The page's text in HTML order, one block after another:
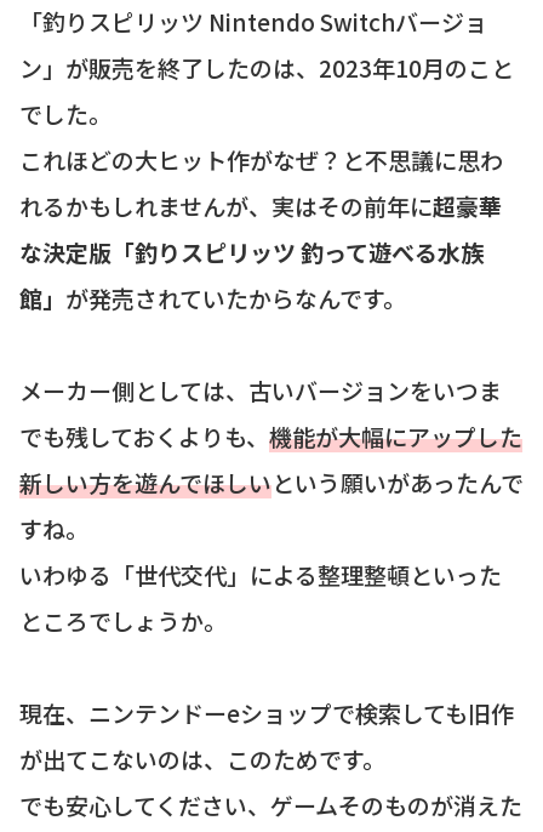
「釣りスピリッツ Nintendo Switchバージョ
ン」が販売を終了したのは、2023年10月のこと
でした。
これほどの大ヒット作がなぜ？と不思議に思わ
れるかもしれませんが、実はその前年に超豪華
な決定版「釣りスピリッツ 釣って遊べる水族
館」 が発売されていたからなんです。
メーカー側としては、古いバージョンをいつま
でも残しておくよりも、 機能が大幅にアップした
新しい方を遊んでほしいという願いがあったんで
すね。
いわゆる「世代交代」による整理整頓といった
ところでしょうか。
現在、ニンテンドーeショップで検索しても旧作
が出てこないのは、このためです。
でも安心してください、ゲームそのものが消えた